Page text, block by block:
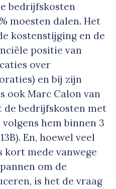
bedrijfskosten
moesten dalen. Het
kostenstijging en de
positie van
over
en bij zijn
ook Marc Calon van
de bedrijfskosten met
hem binnen 3
En, hoewel veel
kort mede vanwege
om de
is het de vraag